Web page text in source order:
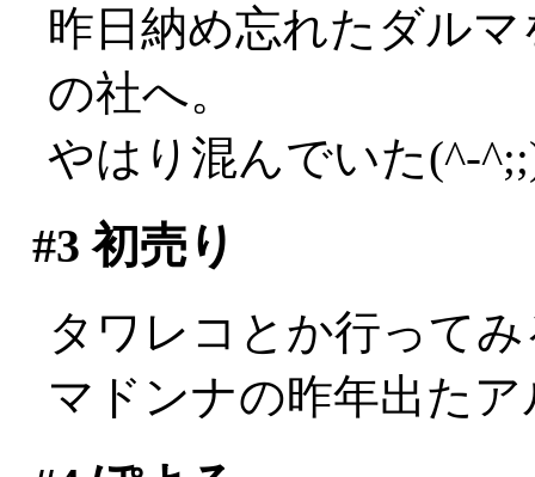
昨日納め忘れたダル
の社へ。
やはり混んでいた(^-
#3 初売り
タワレコとか行って
マドンナの昨年出た